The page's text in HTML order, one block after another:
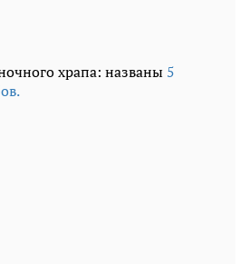
храпа: названы 5